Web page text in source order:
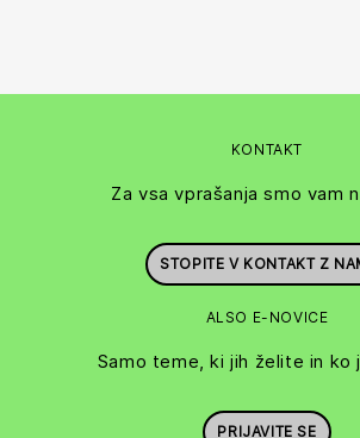
KONTAKT
Za vsa vprašanja smo vam
STOPITE V KONTAKT Z
ALSO E-NOVICE
Samo teme, ki jih želite in ko
PRIJAVITE SE